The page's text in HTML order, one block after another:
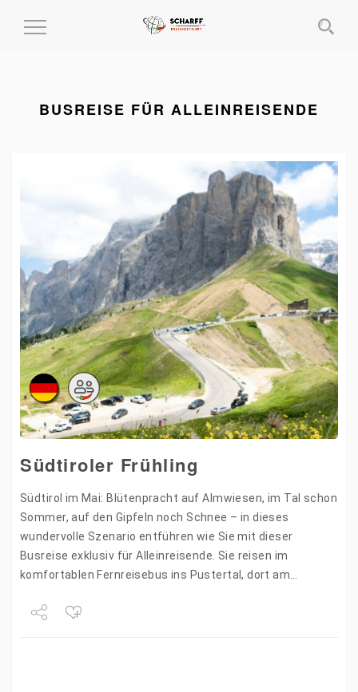
MENÜ
BUSREISE FÜR ALLEINREISENDE
Südtiroler Frühling
Südtirol im Mai: Blütenpracht auf Almwiesen, im Tal schon
Sommer, auf den Gipfeln noch Schnee – in dieses
wundervolle Szenario entführen wie Sie mit dieser
Busreise exklusiv für Alleinreisende. Sie reisen im
komfortablen Fernreisebus ins Pustertal, dort am